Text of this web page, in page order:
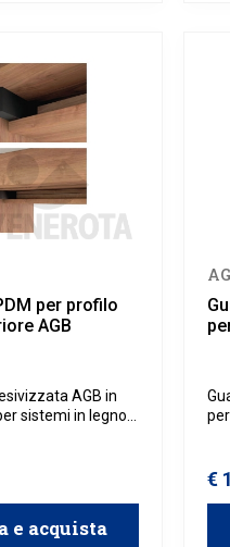
per profilo
AGB
AGB in
sistemi in legno
e acquista
€